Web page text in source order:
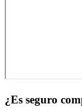
¿Es seguro